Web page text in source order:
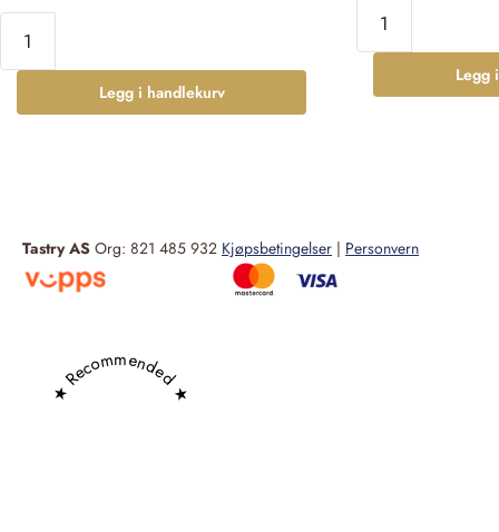
Legg i handlekurv
Legg
Tastry AS Org: 821 485 932 Kjøpsbetingelser | Personvern
★ Recommended ★